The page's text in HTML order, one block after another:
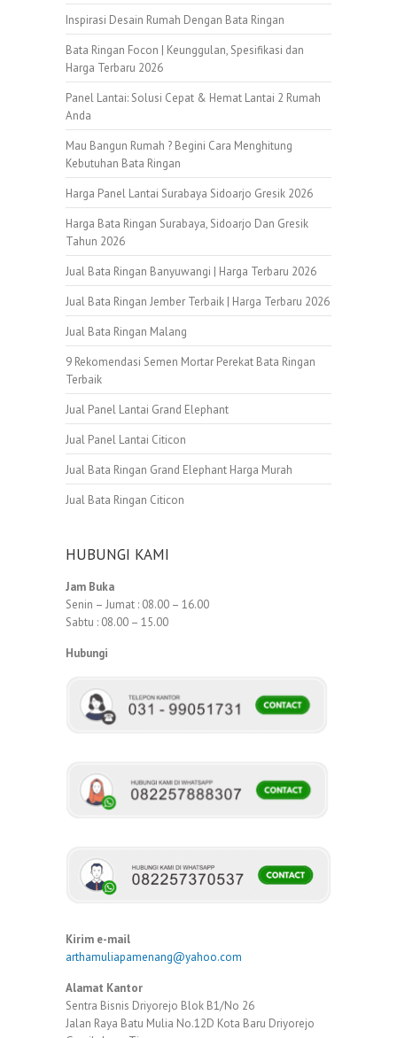
Inspirasi Desain Rumah Dengan Bata Ringan
Bata Ringan Focon | Keunggulan, Spesifikasi dan
Harga Terbaru 2026
Panel Lantai: Solusi Cepat & Hemat Lantai 2 Rumah
Anda
Mau Bangun Rumah ? Begini Cara Menghitung
Kebutuhan Bata Ringan
Harga Panel Lantai Surabaya Sidoarjo Gresik 2026
Harga Bata Ringan Surabaya, Sidoarjo Dan Gresik
Tahun 2026
Jual Bata Ringan Banyuwangi | Harga Terbaru 2026
Jual Bata Ringan Jember Terbaik | Harga Terbaru 2026
Jual Bata Ringan Malang
9 Rekomendasi Semen Mortar Perekat Bata Ringan
Terbaik
Jual Panel Lantai Grand Elephant
Jual Panel Lantai Citicon
Jual Bata Ringan Grand Elephant Harga Murah
Jual Bata Ringan Citicon
HUBUNGI KAMI
Jam Buka
Senin – Jumat : 08.00 – 16.00
Sabtu : 08.00 – 15.00
Hubungi
Kirim e-mail
arthamuliapamenang@yahoo.com
Alamat Kantor
Sentra Bisnis Driyorejo Blok B1/No 26
Jalan Raya Batu Mulia No.12D Kota Baru Driyorejo